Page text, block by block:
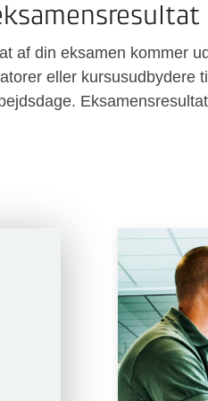
af din eksamen kommer
eller kursusudbydere